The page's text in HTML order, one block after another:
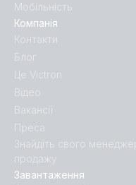
Завантаження
Мобільність
Компанія
Контакти
Блог
Це Victron
Відео
Вакансії
Преса
Знайдіть свого
продажу